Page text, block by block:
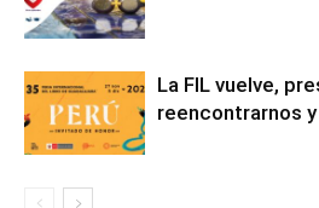
La FIL vuelve,
reencontrarnos